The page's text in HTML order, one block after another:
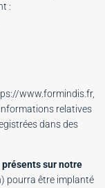
:
www.formindis.fr,
relatives
dans des
sur notre
pourra être implanté